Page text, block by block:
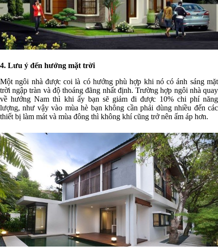
4. Lưu ý đến hướng mặt trời
Một ngôi nhà được coi là có hướng phù hợp khi nó có ánh sáng mặt
trời ngập tràn và độ thoáng đãng nhất định. Trường hợp ngôi nhà quay
về hướng Nam thì khi ấy bạn sẽ giảm đi được 10% chi phí năng
lượng, như vậy vào mùa hè bạn không cần phải dùng nhiều đến các
thiết bị làm mát và mùa đông thì không khí cũng trở nên ấm áp hơn.